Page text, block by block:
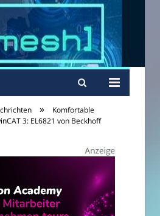
»
Komfortable
3: EL6821 von Beckhoff